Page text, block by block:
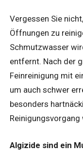
Vergessen Sie
Öffnungen zu
Schmutzwasser
entfernt. Nach der
Feinreinigung mit
um auch schwer
besonders
Algizide sind ein